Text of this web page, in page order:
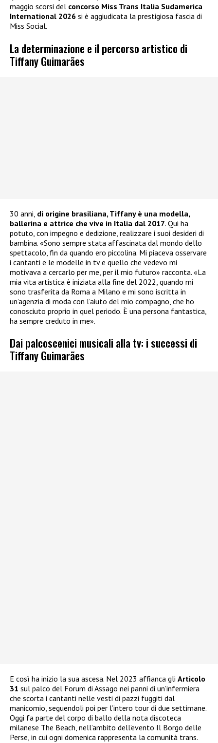
maggio scorsi del concorso Miss Trans Italia Sudamerica
International 2026 si è aggiudicata la prestigiosa fascia di
Miss Social.
La determinazione e il percorso artistico di
Tiffany Guimarães
30 anni, di origine brasiliana, Tiffany è una modella,
ballerina e attrice che vive in Italia dal 2017. Qui ha
potuto, con impegno e dedizione, realizzare i suoi desideri di
bambina. «Sono sempre stata affascinata dal mondo dello
spettacolo, fin da quando ero piccolina. Mi piaceva osservare
i cantanti e le modelle in tv e quello che vedevo mi
motivava a cercarlo per me, per il mio futuro» racconta. «La
mia vita artistica è iniziata alla fine del 2022, quando mi
sono trasferita da Roma a Milano e mi sono iscritta in
un’agenzia di moda con l’aiuto del mio compagno, che ho
conosciuto proprio in quel periodo. È una persona fantastica,
ha sempre creduto in me».
Dai palcoscenici musicali alla tv: i successi di
Tiffany Guimarães
E così ha inizio la sua ascesa. Nel 2023 affianca gli Articolo
31 sul palco del Forum di Assago nei panni di un’infermiera
che scorta i cantanti nelle vesti di pazzi fuggiti dal
manicomio, seguendoli poi per l’intero tour di due settimane.
Oggi fa parte del corpo di ballo della nota discoteca
milanese The Beach, nell’ambito dell’evento Il Borgo delle
Perse, in cui ogni domenica rappresenta la comunità trans.